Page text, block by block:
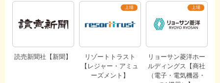
読売新聞社【新聞】
リゾートトラスト
【レジャー・アミュ
ーズメント】
リョーサン菱洋ホー
ルディングス【商社
（電子・電気機器・